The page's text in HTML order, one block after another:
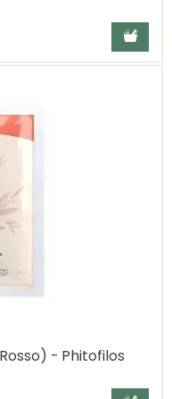
Ajouter
- Phitofilos